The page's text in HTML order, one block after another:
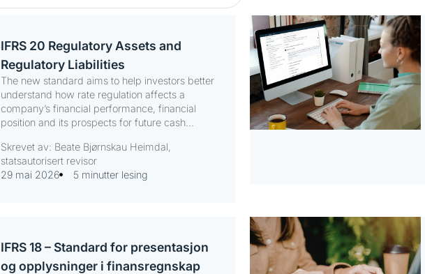
IFRS 20 Regulatory Assets and
Regulatory Liabilities
The new standard aims to help investors better
understand how rate regulation affects a
company’s financial performance, financial
position and its prospects for future cash...
Skrevet av: Beate Bjørnskau Heimdal,
statsautorisert revisor
29 mai 2026
5 minutter lesing
IFRS 18 – Standard for presentasjon
og opplysninger i finansregnskap